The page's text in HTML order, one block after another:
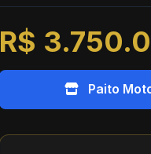
R$
Paito